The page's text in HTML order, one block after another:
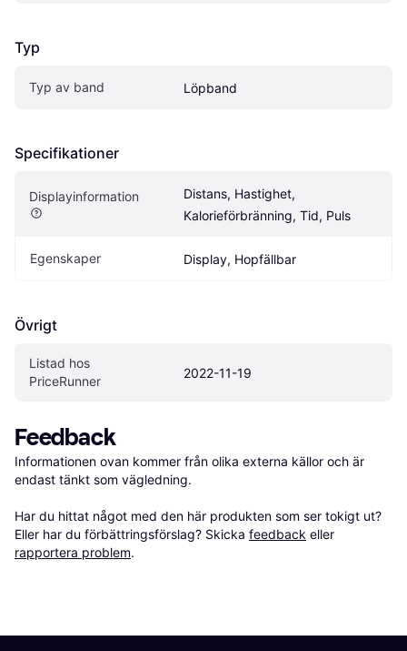
Typ
Typ av band Löpband
Specifikationer
Displayinformation
Distans, Hastighet,
Kalorieförbränning, Tid, Puls
Egenskaper Display, Hopfällbar
Övrigt
Listad hos
PriceRunner
2022-11-19
Feedback
Informationen ovan kommer från olika externa källor och är
endast tänkt som vägledning.
Har du hittat något med den här produkten som ser tokigt ut?
Eller har du förbättringsförslag? Skicka feedback eller
rapportera problem.